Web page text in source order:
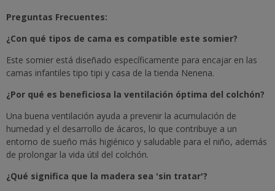
Preguntas Frecuentes:
¿Con qué tipos de cama es compatible este somier?
Este somier está diseñado específicamente para encajar en las
camas infantiles tipo tipi y casa de la tienda Nenena.
¿Por qué es beneficiosa la ventilación óptima del colchón?
Una buena ventilación ayuda a prevenir la acumulación de
humedad y el desarrollo de ácaros, lo que contribuye a un
entorno de sueño más higiénico y saludable para el niño, además
de prolongar la vida útil del colchón.
¿Qué significa que la madera sea 'sin tratar'?